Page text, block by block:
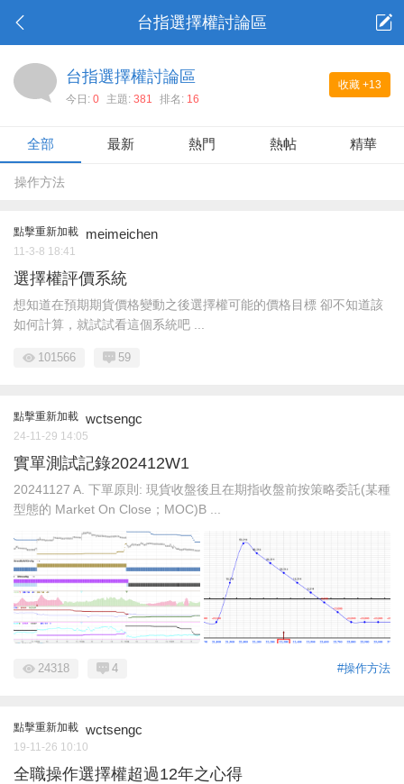
台指選擇權討論區
收藏 +13
台指選擇權討論區
今日: 0 主題: 381 排名: 16
全部 最新 熱門 熱帖 精華
操作方法
點擊重新加載 meimeichen
11-3-8 18:41
選擇權評價系統
想知道在預期期貨價格變動之後選擇權可能的價格目標 卻不知道該
如何計算，就試試看這個系統吧 ...
101566 59
點擊重新加載 wctsengc
24-11-29 14:05
實單測試記錄202412W1
20241127 A. 下單原則: 現貨收盤後且在期指收盤前按策略委託(某種
型態的 Market On Close；MOC)B ...
#操作方法
24318 4
點擊重新加載 wctsengc
19-11-26 10:10
全職操作選擇權超過12年之心得